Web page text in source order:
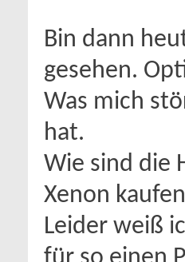
Bin dann
gesehen.
Was mich
hat.
Wie sind die
Xenon
Leider weiß